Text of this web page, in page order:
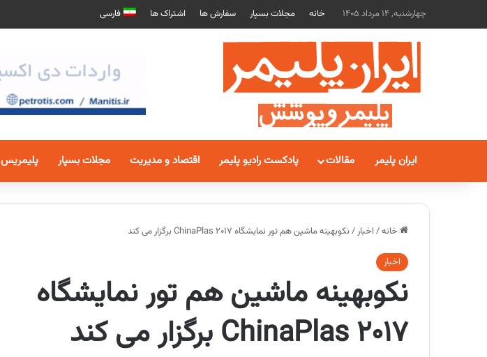
چهارشنبه, 14 مرداد 1405 خانه مجلات بسپار سفارش ها اشتراک ها فارسی
ایران پلیمر مقالات پادکست رادیو پلیمر اقتصاد و مدیریت مجلات بسپار پلیمریس
خانه/ اخبار/ نکوبهینه ماشین هم تور نمایشگاه ChinaPlas 2017 برگزار می کند
اخبار
نکوبهینه ماشین هم تور نمایشگاه
ChinaPlas 2017 برگزار می کند